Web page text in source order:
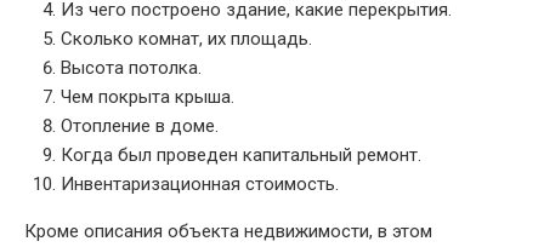
Из чего построено здание, какие перекрытия.
Сколько комнат, их площадь.
Высота потолка.
Чем покрыта крыша.
Отопление в доме.
Когда был проведен капитальный ремонт.
Инвентаризационная стоимость.
Кроме описания объекта недвижимости, в этом